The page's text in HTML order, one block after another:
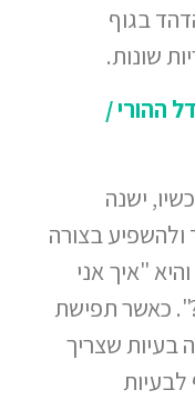
בגוף
שונות.
ההורי /
ישנה
בצורה
"איך אני
כאשר תפישת
בעיות שצריך